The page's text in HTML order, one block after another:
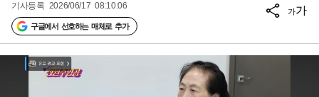
기사등록 2026/06/17 08:10:06
구글에서 선호하는 매체로 추가
가가